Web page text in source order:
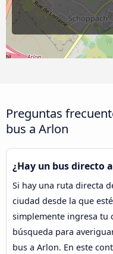
Preguntas
bus a Arlon
¿Hay un bus directo
Si hay una ruta directa
ciudad desde la que
simplemente ingresa tu
búsqueda para
bus a Arlon. En este